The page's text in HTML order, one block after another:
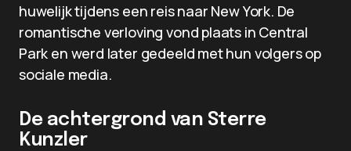
huwelijk tijdens een reis naar New York. De
romantische verloving vond plaats in Central
Park en werd later gedeeld met hun volgers op
sociale media.
De achtergrond van Sterre
Kunzler